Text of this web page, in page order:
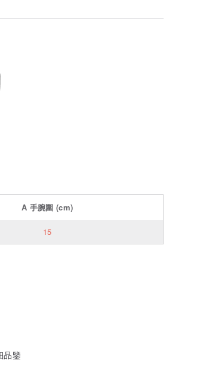
A 手腕圍 (cm)
15
品鑒